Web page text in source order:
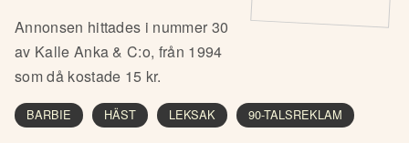
Annonsen hittades i nummer 30
av Kalle Anka & C:o, från 1994
som då kostade 15 kr.
BARBIE HÄST LEKSAK 90-TALSREKLAM